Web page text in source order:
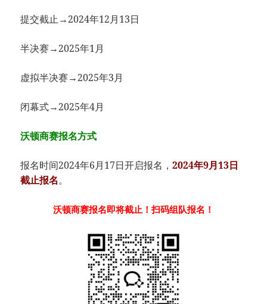
提交截止→2024年12月13日
半决赛→2025年1月
虚拟半决赛→2025年3月
闭幕式→2025年4月
沃顿商赛报名方式
报名时间2024年6月17日开启报名，2024年9月13日
截止报名。
沃顿商赛报名即将截止！扫码组队报名！